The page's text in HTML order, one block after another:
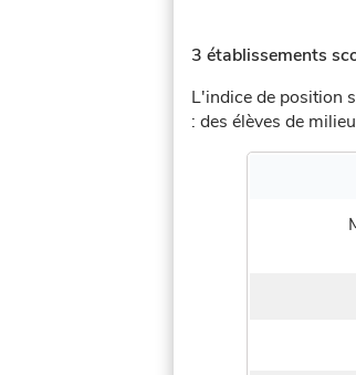
3 établissements
L'indice de position
: des élèves de